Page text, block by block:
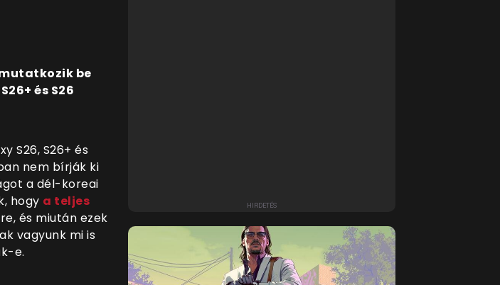
be
és S26
S26, S26+ és
nem bírják ki
a dél-koreai
hogy a teljes
és miután ezek
vagyunk mi is
e.